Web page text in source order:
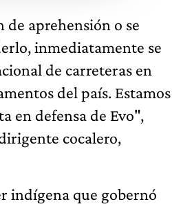
de aprehensión o se
inmediatamente se
de carreteras en
del país. Estamos
en defensa de Evo",
cocalero,
indígena que gobernó